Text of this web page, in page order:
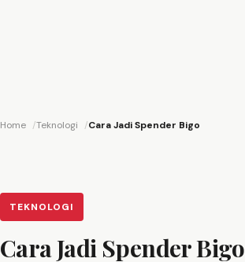
Home Teknologi Cara Jadi Spender Bigo
TEKNOLOGI
Cara Jadi Spender Bigo